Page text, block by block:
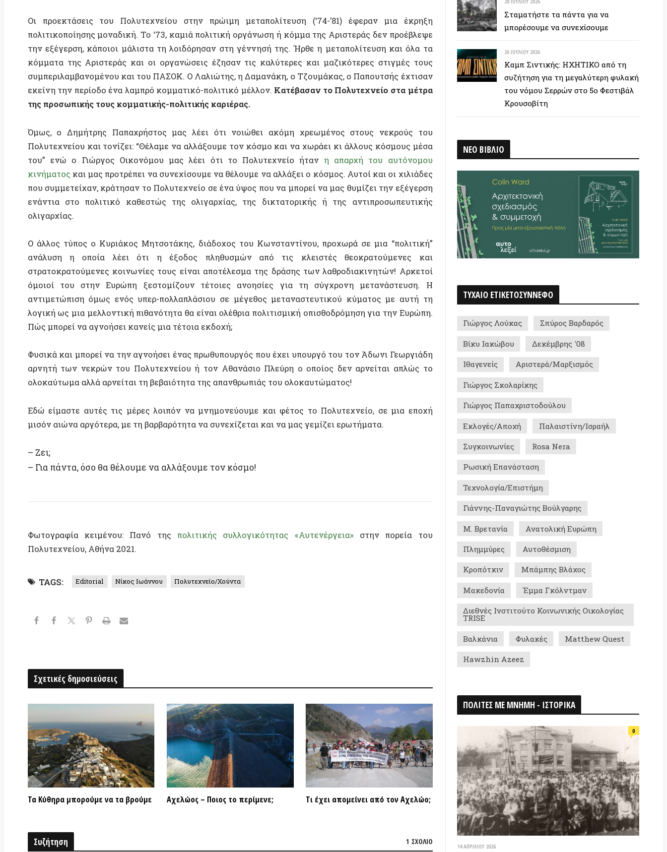
εκείνη την περίοδο ένα λαμπρό κομματικό-πολιτικό μέλλον. Κατέβασαν το Πολυτεχνείο στα μέτρα
της προσωπικής τους κομματικής-πολιτικής καριέρας.
Όμως, ο Δημήτρης Παπαχρήστος μας λέει ότι νοιώθει ακόμη χρεωμένος στους νεκρούς του
Πολυτεχνείου και τονίζει: “Θέλαμε να αλλάξουμε τον κόσμο και να χωράει κι άλλους κόσμους μέσα
του” ενώ ο Γιώργος Οικονόμου μας λέει ότι το Πολυτεχνείο ήτανη απαρχή του αυτόνομου
κινήματοςκαι μας προτρέπει να συνεχίσουμε να θέλουμε να αλλάξει ο κόσμος. Αυτοί και οι χιλιάδες
που συμμετείχαν, κράτησαν το Πολυτεχνείο σε ένα ύψος που να μπορεί να μας θυμίζει την εξέγερση
ολιγαρχίας.
Ο άλλος τύπος ο Κυριάκος Μητσοτάκης, διάδοχος του Κωνσταντίνου, προχωρά σε μια “πολιτική”
ανάλυση η οποία λέει ότι η έξοδος πληθυσμών από τις κλειστές θεοκρατούμενες και
στρατοκρατούμενες κοινωνίες τους είναι αποτέλεσμα της δράσης των λαθροδιακινητών! Αρκετοί
όμοιοί του στην Ευρώπη ξεστομίζουν τέτοιες ανοησίες για τη σύγχρονη μετανάστευση. Η
αντιμετώπιση όμως ενός υπερ-πολλαπλάσιου σε μέγεθος μεταναστευτικού κύματος με αυτή τη
λογική ως μια μελλοντική πιθανότητα θα είναι ολέθρια πολιτισμική οπισθοδρόμηση για την Ευρώπη.
Φυσικά και μπορεί να την αγνοήσει ένας πρωθυπουργός που έχει υπουργό του τον Άδωνι Γεωργιάδη
αρνητή των νεκρών του Πολυτεχνείου ή τον Αθανάσιο Πλεύρη ο οποίος δεν αρνείται απλώς το
ολοκαύτωμα αλλά αρνείται τη βεβαιότητα της απανθρωπιάς του ολοκαυτώματος!
Εδώ είμαστε αυτές τις μέρες λοιπόν να μνημονεύουμε και φέτος το Πολυτεχνείο, σε μια εποχή
μισόν αιώνα αργότερα, με τη βαρβαρότητα να συνεχίζεται και να μας γεμίζει ερωτήματα.
– Για πάντα, όσο θα θέλουμε να αλλάξουμε τον κόσμο!
Φωτογραφία κειμένου: Πανό τηςπολιτικής συλλογικότητας «Αυτενέργεια»στην πορεία του
Πολυτεχνείου, Αθήνα 2021.
TAGS: Editorial Νίκος Ιωάννου Πολυτεχνείο/Χούντα
Σχετικές δημοσιεύσεις
Γ.Ν. Οικονόμου 18 ΝΟΕΜΒΡΊΟΥ 2021 9:05 ΜΜ
Πολύ ωραίο Νίκο. Εύγε!
ΑΠΆΝΤΗΣΗ
συζήτηση για τη μεγαλύτερη φυλακή
του νόμου Σερρών στο 5ο Φεστιβάλ
Κρουσοβίτη
ΝΕΟ ΒΙΒΛΙΟ
ΤΥΧΑΙΟ ΕΤΙΚΕΤΟΣΥΝΝΕΦΟ
Γιώργος Λούκας Σπύρος Βαρδαρός
Βίκυ Ιακώβου Δεκέμβρης '08
Γιώργος Σκολαρίκης
Γιώργος Παπαχριστοδούλου
Εκλογές/Αποχή Παλαιστίνη/Ισραήλ
Συγκοινωνίες Rosa Nera
Ρωσική Επανάσταση
Τεχνολογία/Επιστήμη
Γιάννης-Παναγιώτης Βούλγαρης
Μ. Βρετανία Ανατολική Ευρώπη
Πλημμύρες Αυτοθέσμιση
Μπάμπης Βλάχος
Έμμα Γκόλντμαν
Διεθνές Ινστιτούτο Κοινωνικής Οικολογίας
Φυλακές Matthew Quest
Hawzhin Azeez
ΠΟΛΙΤΕΣ ΜΕ ΜΝΗΜΗ - ΙΣΤΟΡΙΚΑ
0
14 ΑΠΡΙΛΊΟΥ 2026
Η Αυτόνομη Αποικία «Κουζμπάς» της IWW στη
Σοβιετική Ένωση (1922-1926): ένα πείραμα
αυτονομίας & αλληλεγγύης που κατεστάλει
ΒΙΝΤΕΟΘΗΚΗ
18 ΑΠΡΙΛΊΟΥ 2026
Τα ιστορικά μνημεία είναι κοινά
αγαθά! (Βίντεο εκδήλωσης) –